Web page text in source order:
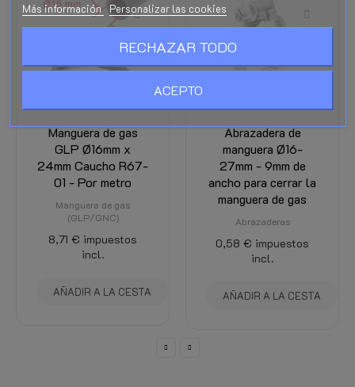
Abrazadera de
manguera Ø16-
27mm - 9mm de
ancho para cerrar la
manguera de gas
Abrazaderas
0,58 € impuestos
AÑADIR A LA CESTA
Manguera de gas
GLP Ø12mm x
Caucho R67-01 -
Por metro
Manguera de gas
8,17 € impuestos
AÑADIR A LA
Más información Personalizar las cookies
RECHAZAR TODO
ACEPTO